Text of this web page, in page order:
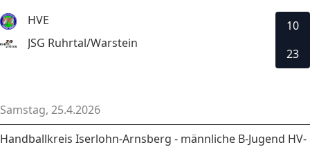
HVE
JSG Ruhrtal/Warstein
10
23
Samstag, 25.4.2026
Handballkreis Iserlohn-Arnsberg - männliche B-Jugend HV-